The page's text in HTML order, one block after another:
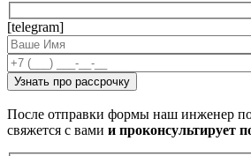
[telegram]
После отправки формы наш инженер
свяжется с вами и проконсультирует